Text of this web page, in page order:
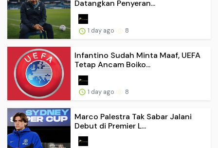
Datangkan Penyeran...
1 day ago 8
Infantino Sudah Minta Maaf, UEFA
Tetap Ancam Boiko...
1 day ago 8
Marco Palestra Tak Sabar Jalani
Debut di Premier L...